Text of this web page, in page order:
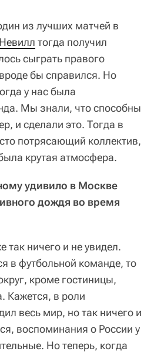
из лучших матчей в
тогда получил
сыграть правого
бы справился. Но
у нас была
Мы знали, что способны
и сделали это. Тогда в
потрясающий коллектив,
крутая атмосфера.
удивило в Москве
дождя во время
так ничего и не увидел.
в футбольной команде, то
кроме гостиницы,
Кажется, в роли
весь мир, но так ничего и
воспоминания о России у
Но теперь, когда